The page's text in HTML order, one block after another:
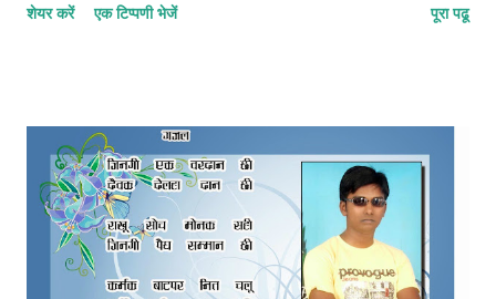
शेयर करें एक टिप्पणी भेजें पूरा पढू